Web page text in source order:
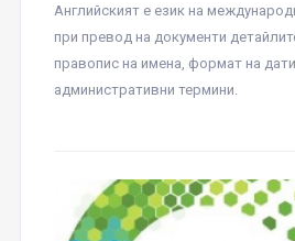
Английският е език на
при превод на документи
правопис на имена, формат на
административни термини.